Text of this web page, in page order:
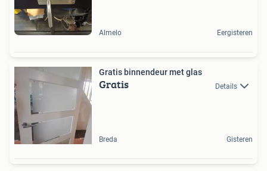
Almelo Eergisteren
Gratis binnendeur met glas
Gratis Details
Breda Gisteren